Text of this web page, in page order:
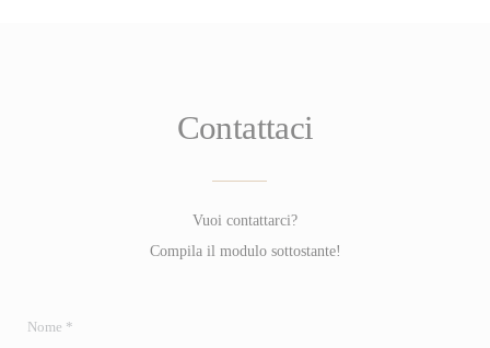
Contattaci
Vuoi contattarci?
Compila il modulo sottostante!